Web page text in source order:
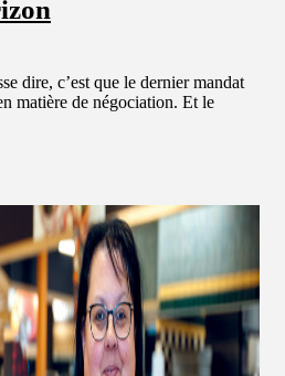
dire, c’est que le dernier mandat
matière de négociation. Et le